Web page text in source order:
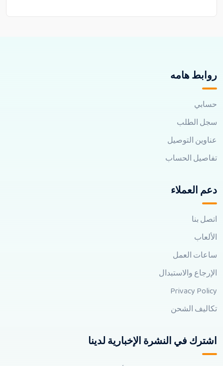
روابط هامه
حسابي
سجل الطلب
عناوين التوصيل
تفاصيل الحساب
دعم العملاء
اتصل بنا
الألعاب
ساعات العمل
الإرجاع والاستبدال
Privacy Policy
تكاليف الشحن
اشترك في النشرة الإخبارية لدينا